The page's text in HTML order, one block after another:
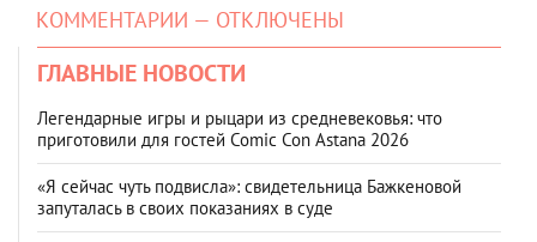
КОММЕНТАРИИ — ОТКЛЮЧЕНЫ
ГЛАВНЫЕ НОВОСТИ
Легендарные игры и рыцари из средневековья: что
приготовили для гостей Comic Con Astana 2026
«Я сейчас чуть подвисла»: свидетельница Бажкеновой
запуталась в своих показаниях в суде